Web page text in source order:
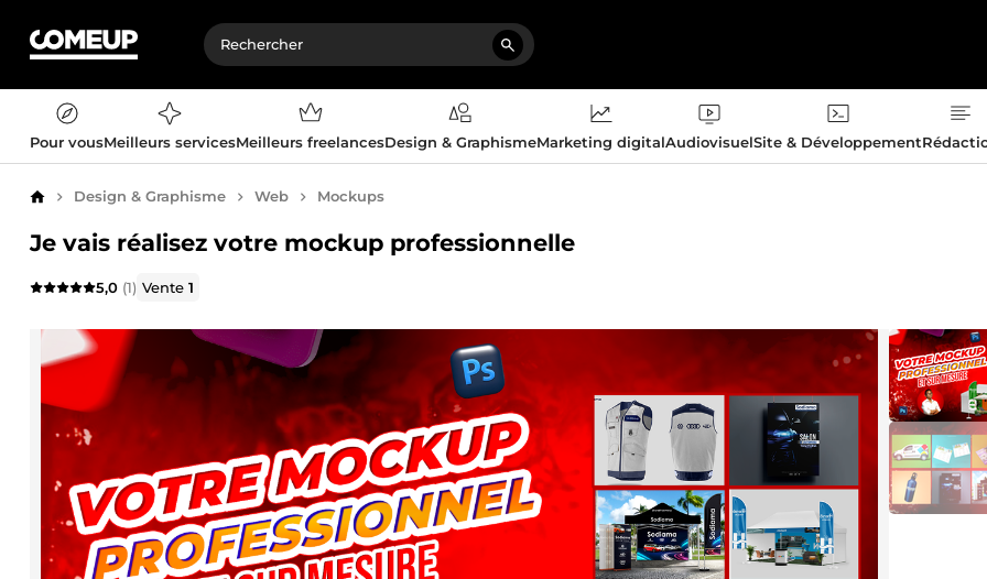
Pour vousMeilleurs servicesMeilleurs freelancesDesign & GraphismeMarketing digitalAudiovisuelSite & Développement
AccueilDesign & Graphisme Web Mockups
Je vais réalisez votre mockup professionnelle
5,0 (1) Vente1